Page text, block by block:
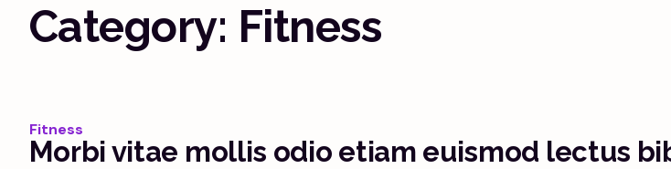
Category: Fitness
Fitness
Morbi vitae mollis odio etiam euismod lectus